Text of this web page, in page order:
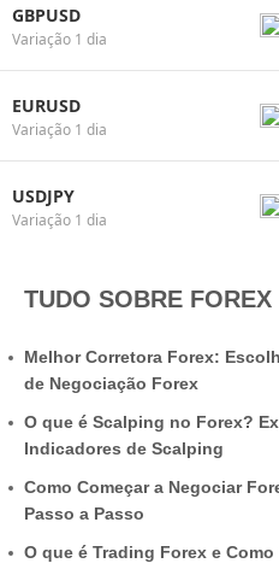
GBPUSD
Variação 1 dia
EURUSD
Variação 1 dia
USDJPY
Variação 1 dia
TUDO SOBRE FOREX
Melhor Corretora Forex:
de Negociação Forex
O que é Scalping no Forex?
Indicadores de Scalping
Como Começar a Negociar
Passo a Passo
O que é Trading Forex e